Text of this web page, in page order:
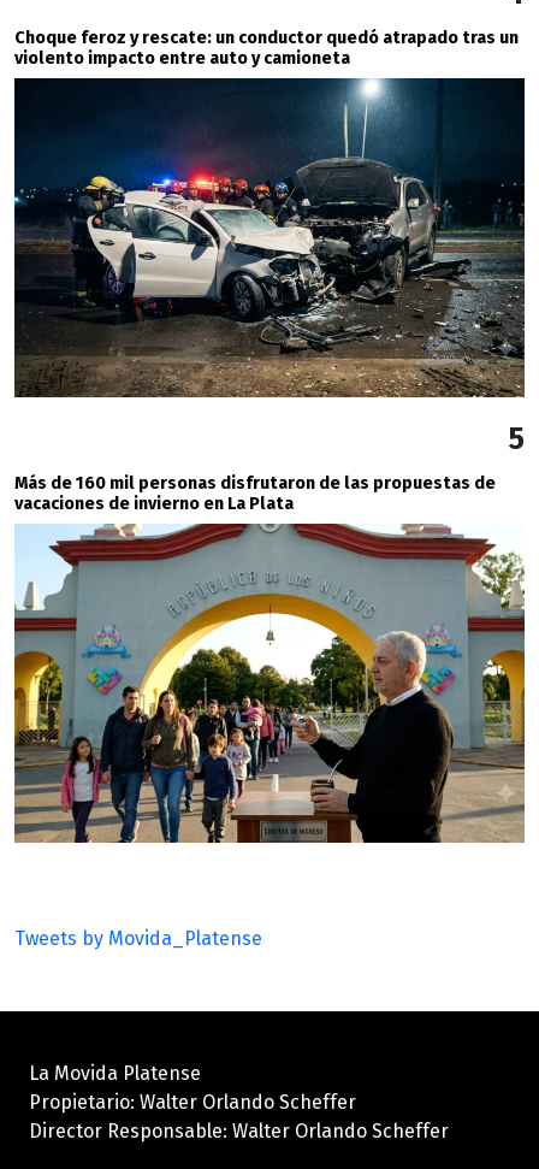
Choque feroz y rescate: un conductor quedó atrapado tras un
violento impacto entre auto y camioneta
5
Más de 160 mil personas disfrutaron de las propuestas de
vacaciones de invierno en La Plata
Tweets by Movida_Platense
La Movida Platense
Propietario: Walter Orlando Scheffer
Director Responsable: Walter Orlando Scheffer